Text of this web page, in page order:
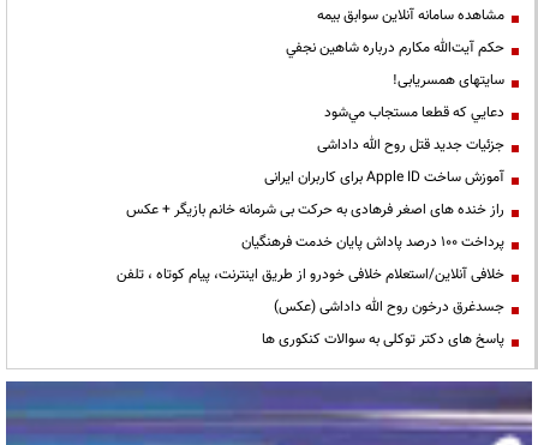
مشاهده سامانه آنلاين سوابق بیمه
حكم آيت‌الله مكارم درباره شاهين نجفي
سایتهای همسریابی!
دعايي كه قطعا مستجاب مي‌شود
جزئیات جدید قتل روح الله داداشی
آموزش ساخت Apple ID برای کاربران ایرانی
راز خنده های اصغر فرهادی به حرکت بی شرمانه خانم بازیگر + عکس
پرداخت ۱۰۰ درصد پاداش پایان خدمت فرهنگیان
خلافی آنلاین/استعلام خلافی خودرو از طریق اینترنت، پیام کوتاه ، تلفن
جسدغرق درخون روح الله داداشی (عکس)
پاسخ های دکتر توکلی به سوالات کنکوری ها